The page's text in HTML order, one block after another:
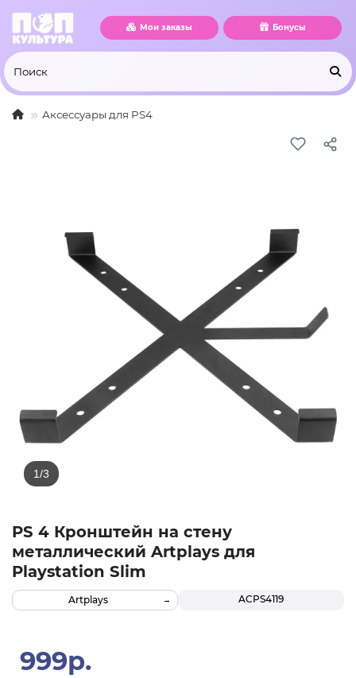
Мои заказы Бонусы
Аксессуары для PS4
PS 4 Кронштейн на стену
металлический Artplays для
Playstation Slim
ACPS4119
Artplays
999р.